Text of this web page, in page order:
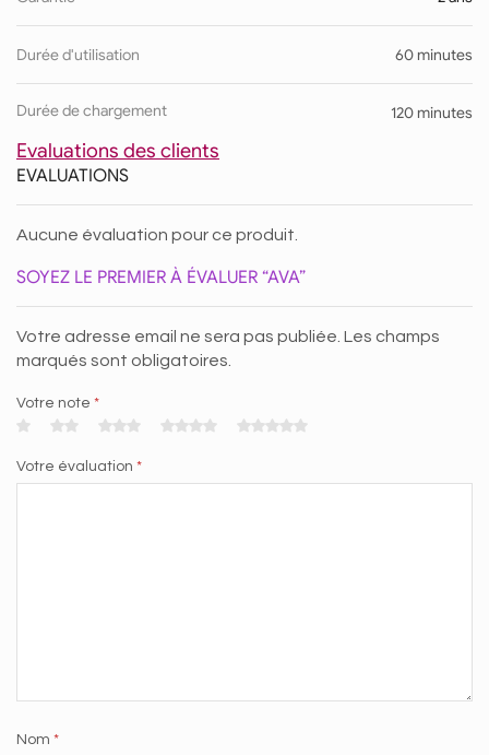
Durée d'utilisation 60 minutes
Durée de chargement 120 minutes
Evaluations des clients
EVALUATIONS
Aucune évaluation pour ce produit.
SOYEZ LE PREMIER À ÉVALUER “AVA”
Votre adresse email ne sera pas publiée. Les champs
marqués sont obligatoires.
Votre note *
Votre évaluation *
Nom *